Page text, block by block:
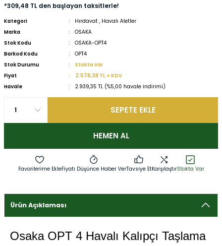
*309,48 TL den başlayan taksitlerle!
Kategori Hırdavat , Havalı Aletler
Marka
OSAKA
Stok Kodu
OSAKA-OPT4
Barkod Kodu
OPT4
Stok Durumu
Stokta Var
Fiyat
2.578,38 TL + KDV
Havale
2.939,35 TL (%5,00 havale indirimi)
SEPETE EKLE
HEMEN AL
Fiyatı Düşünce Haber VerTavsiye EtKarşılaştırStokta Var
Ürün Açıklaması
Osaka OPT 4 Havalı Kalıpçı Taşlama